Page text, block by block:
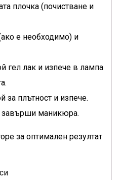
плочка (почистване и
е необходимо) и
гел лак и изпече в лампа
за плътност и изпече.
завърши маникюра.
за оптимален резултат